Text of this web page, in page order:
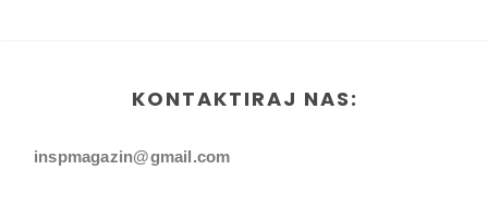
KONTAKTIRAJ NAS:
inspmagazin@gmail.com